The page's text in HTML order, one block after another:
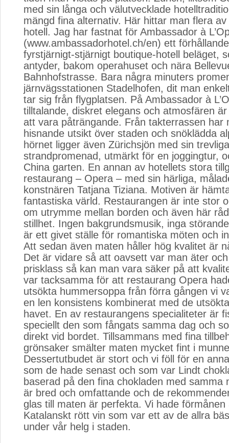
med sin långa och välutvecklade
mängd fina alternativ. Här hittar man flera
hotell. Jag har fastnat för Ambassador à
(www.ambassadorhotel.ch/en) ett
fyrstjärnigt-stjärnigt boutique-hotell beläget,
antyder, bakom operahuset och nära
Bahnhofstrasse. Bara några minuters
järnvägsstationen Stadelhofen, dit man
tar sig från flygplatsen. På Ambassador à
tilltalande, diskret elegans och atmosfären
att vara påträngande. Från takterrassen har
hisnande utsikt över staden och snöklädda
hörnet ligger även Zürichsjön med sin trevliga
strandpromenad, utmärkt för en joggingtur,
China garten. En annan av hotellets stora
restaurang – Opera – med sin härliga,
konstnären Tatjana Tiziana. Motiven är
fantastiska värld. Restaurangen är inte stor
om utrymme mellan borden och även här
stillhet. Ingen bakgrundsmusik, inga
är ett givet ställe för romantiska möten och
Att sedan även maten håller hög kvalitet är
Det är vidare så att oavsett var man äter
prisklass så kan man vara säker på att
var tacksamma för att restaurang Opera
utsökta hummersoppa från förra gången vi
en len konsistens kombinerat med de
havet. En av restaurangens specialiteter är
speciellt den som fångats samma dag och
direkt vid bordet. Tillsammans med fina
grönsaker smälter maten mycket fint i
Dessertutbudet är stort och vi föll för en
som de hade senast och som var Lindt
baserad på den fina chokladen med samma
är bred och omfattande och de
glas till maten är perfekta. Vi hade
Katalanskt rött vin som var ett av de allra
under vår helg i staden.